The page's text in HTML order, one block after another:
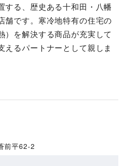
する、歴史ある十和田・八幡
舗です。寒冷地特有の住宅の
）を解決する商品が充実して
えるパートナーとして親しま
前平62-2